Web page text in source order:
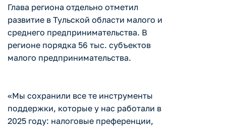
Глава региона отдельно отметил
развитие в Тульской области малого и
среднего предпринимательства. В
регионе порядка 56 тыс. субъектов
малого предпринимательства.
«Мы сохранили все те инструменты
поддержки, которые у нас работали в
2025 году: налоговые преференции,